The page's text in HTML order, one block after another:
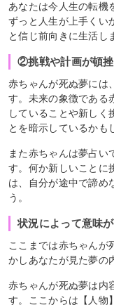
あなたは今人生の転機
ずっと人生が上手くい
と信じ前向きに生活し
②挑戦や計画が頓
赤ちゃんが死ぬ夢には
す。未来の象徴である
していることや新しく
とを暗示しているかも
また赤ちゃんは夢占い
す。何か新しいことに
は、自分が途中で諦め
う。
状況によって意味
ここまでは赤ちゃんが
かしあなたが見た夢の
赤ちゃんが死ぬ夢は内
す。ここからは【人物